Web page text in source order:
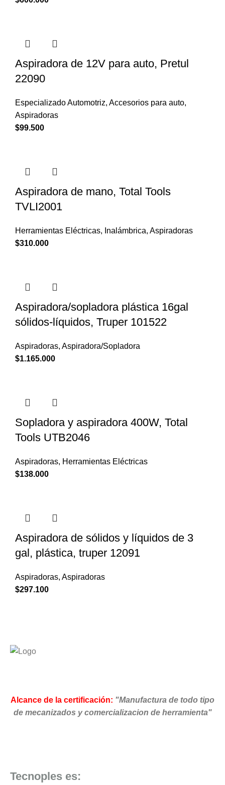
Aspiradora de 12V para auto, Pretul
22090
Especializado Automotriz, Accesorios para auto,
Aspiradoras
$99.500
Aspiradora de mano, Total Tools
TVLI2001
Herramientas Eléctricas, Inalámbrica, Aspiradoras
$310.000
Aspiradora/sopladora plástica 16gal
sólidos-líquidos, Truper 101522
Aspiradoras, Aspiradora/Sopladora
$1.165.000
Sopladora y aspiradora 400W, Total
Tools UTB2046
Aspiradoras, Herramientas Eléctricas
$138.000
Aspiradora de sólidos y líquidos de 3
gal, plástica, truper 12091
Aspiradoras, Aspiradoras
$297.100
Alcance de la certificación: "Manufactura de todo tipo
de mecanizados y comercializacion de herramienta"
Tecnoples es: